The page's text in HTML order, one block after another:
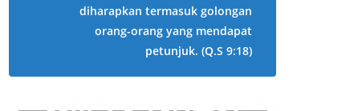
diharapkan termasuk golongan
orang-orang yang mendapat
petunjuk. (Q.S 9:18)